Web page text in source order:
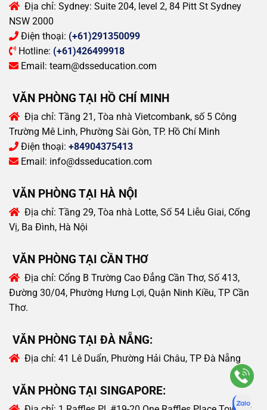
Địa chỉ: Sydney: Suite 204, level 2, 84 Pitt St Sydney
NSW 2000
Điện thoại: (+61)291350099
Hotline: (+61)426499918
Email: team@dsseducation.com
VĂN PHÒNG TẠI HỒ CHÍ MINH
Địa chỉ: Tầng 21, Tòa nhà Vietcombank, số 5 Công
Trường Mê Linh, Phường Sài Gòn, TP. Hồ Chí Minh
Điện thoại: +84904375413
Email: info@dsseducation.com
VĂN PHÒNG TẠI HÀ NỘI
Địa chỉ: Tầng 29, Tòa nhà Lotte, Số 54 Liễu Giai, Cống
Vị, Ba Đình, Hà Nội
VĂN PHÒNG TẠI CẦN THƠ
Địa chỉ: Cổng B Trường Cao Đẳng Cần Thơ, Số 413,
Đường 30/04, Phường Hưng Lợi, Quận Ninh Kiều, TP Cần
Thơ.
VĂN PHÒNG TẠI ĐÀ NẴNG:
Địa chỉ: 41 Lê Duẩn, Phường Hải Châu, TP Đà Nẵng
VĂN PHÒNG TẠI SINGAPORE: